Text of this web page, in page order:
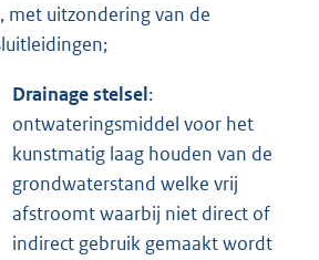
met uitzondering van de
Drainage stelsel:
ontwateringsmiddel voor het
kunstmatig laag houden van de
grondwaterstand welke vrij
afstroomt waarbij niet direct of
indirect gebruik gemaakt wordt